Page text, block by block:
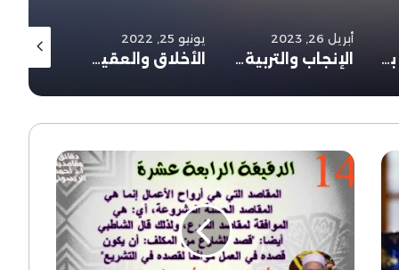
عناية الشريعة بالمصالح المعنوية
أبريل 26, 2023
الإنجاب والتربية أعظم الجهاد
يونيو 25, 2022
الأخلاق والعقيدة: أساس الشريعة
يونيو 20, 2022
الدقيقة
المقاصدية